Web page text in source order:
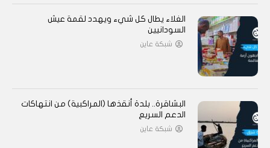
الغلاء يطال كل شيء ويهدد لقمة عيش
السودانيين
شبكة عاين
البشاقرة.. بلدة أنقذها (المراكبية) من انتهاكات
الدعم السريع
شبكة عاين